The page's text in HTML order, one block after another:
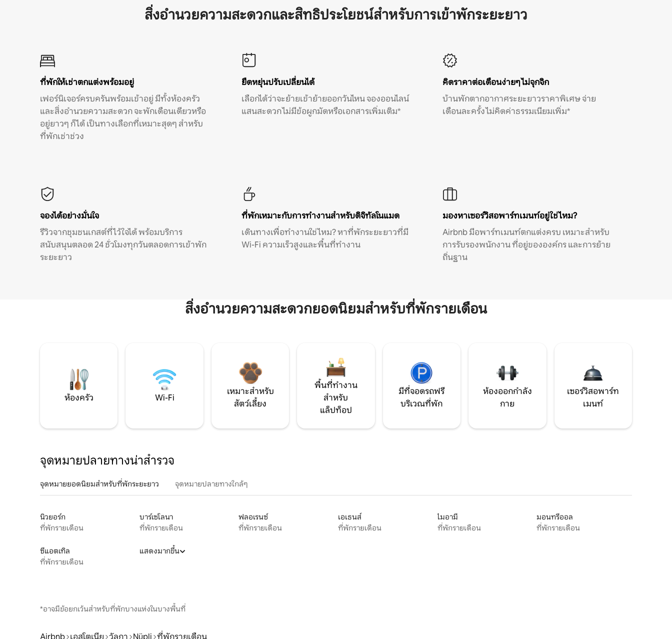
สิ่งอำนวยความสะดวกและสิทธิประโยชน์สำหรับการเข้าพักระยะยาว
ที่พักให้เช่าตกแต่งพร้อมอยู่
เฟอร์นิเจอร์ครบครันพร้อมเข้าอยู่ มีทั้งห้องครัว
และสิ่งอำนวยความสะดวก จะพักเดือนเดียวหรือ
อยู่ยาวๆ ก็ได้ เป็นทางเลือกที่เหมาะสุดๆ สำหรับ
ที่พักเช่าช่วง
ยืดหยุ่นปรับเปลี่ยนได้
เลือกได้ว่าจะย้ายเข้าย้ายออกวันไหน จองออนไลน์
แสนสะดวก ไม่มีข้อผูกมัดหรือเอกสารเพิ่มเติม*
คิดราคาต่อเดือนง่ายๆ ไม่จุกจิก
บ้านพักตากอากาศระยะยาวราคาพิเศษ จ่าย
เดือนละครั้ง ไม่คิดค่าธรรมเนียมเพิ่ม*
จองได้อย่างมั่นใจ
รีวิวจากชุมชนเกสต์ที่ไว้ใจได้ พร้อมบริการ
สนับสนุนตลอด 24 ชั่วโมงทุกวันตลอดการเข้าพัก
ระยะยาว
ที่พักเหมาะกับการทำงานสำหรับดิจิทัลโนแมด
เดินทางเพื่อทำงานใช่ไหม? หาที่พักระยะยาวที่มี
Wi-Fi ความเร็วสูงและพื้นที่ทำงาน
มองหาเซอร์วิสอพาร์ทเมนท์อยู่ใช่ไหม?
Airbnb มีอพาร์ทเมนท์ตกแต่งครบ เหมาะสำหรับ
การรับรองพนักงาน ที่อยู่ขององค์กร และการย้าย
ถิ่นฐาน
สิ่งอำนวยความสะดวกยอดนิยมสำหรับที่พักรายเดือน
ห้องครัว Wi-Fi
เหมาะสำหรับ
สัตว์เลี้ยง
พื้นที่ทำงาน
สำหรับ
แล็ปท็อป
มีที่จอดรถฟรี
บริเวณที่พัก
ห้องออกกำลัง
กาย
เซอร์วิสอพาร์ท
เมนท์
จุดหมายปลายทางน่าสำรวจ
จุดหมายยอดนิยมสำหรับที่พักระยะยาว จุดหมายปลายทางใกล้ๆ
นิวยอร์ก
ที่พักรายเดือน
บาร์เซโลนา
ที่พักรายเดือน
ฟลอเรนซ์
ที่พักรายเดือน
เอเธนส์
ที่พักรายเดือน
ไมอามี
ที่พักรายเดือน
มอนทรีออล
ที่พักรายเดือน
ซีแอตเทิล
ที่พักรายเดือน
แสดงมากขึ้น
*อาจมีข้อยกเว้นสำหรับที่พักบางแห่งในบางพื้นที่
Airbnb